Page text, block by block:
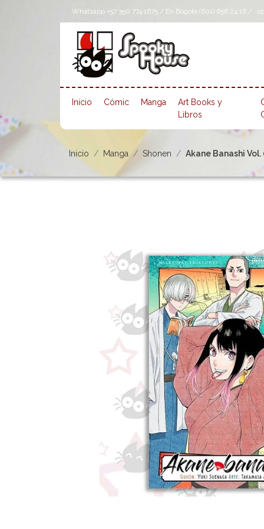
Whatsapp +57 350 774 1675 / En Bogotá (601) 656 24 16 /
Inicio Cómic Manga
Art Books y
Libros
Inicio Manga Shonen Akane Banashi Vol.